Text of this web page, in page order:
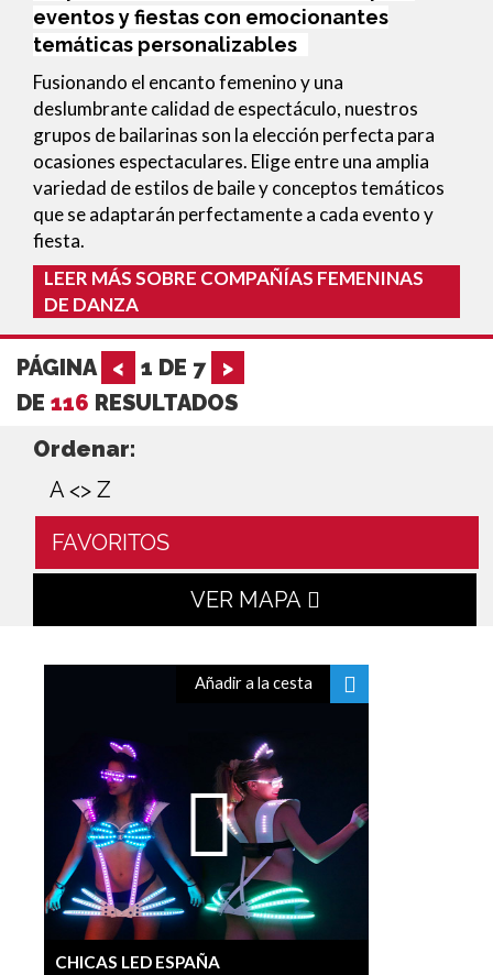
eventos y fiestas con emocionantes
temáticas personalizables
Fusionando el encanto femenino y una
deslumbrante calidad de espectáculo, nuestros
grupos de bailarinas son la elección perfecta para
ocasiones espectaculares. Elige entre una amplia
variedad de estilos de baile y conceptos temáticos
que se adaptarán perfectamente a cada evento y
fiesta.
LEER MÁS SOBRE COMPAÑÍAS FEMENINAS
DE DANZA
PÁGINA < 1 DE 7
>
DE 116 RESULTADOS
Ordenar:
A <> Z
FAVORITOS
VER MAPA
Añadir a la cesta
CHICAS LED ESPAÑA